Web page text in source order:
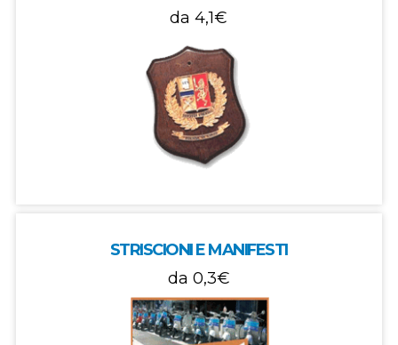
da 4,1€
STRISCIONI E MANIFESTI
da 0,3€